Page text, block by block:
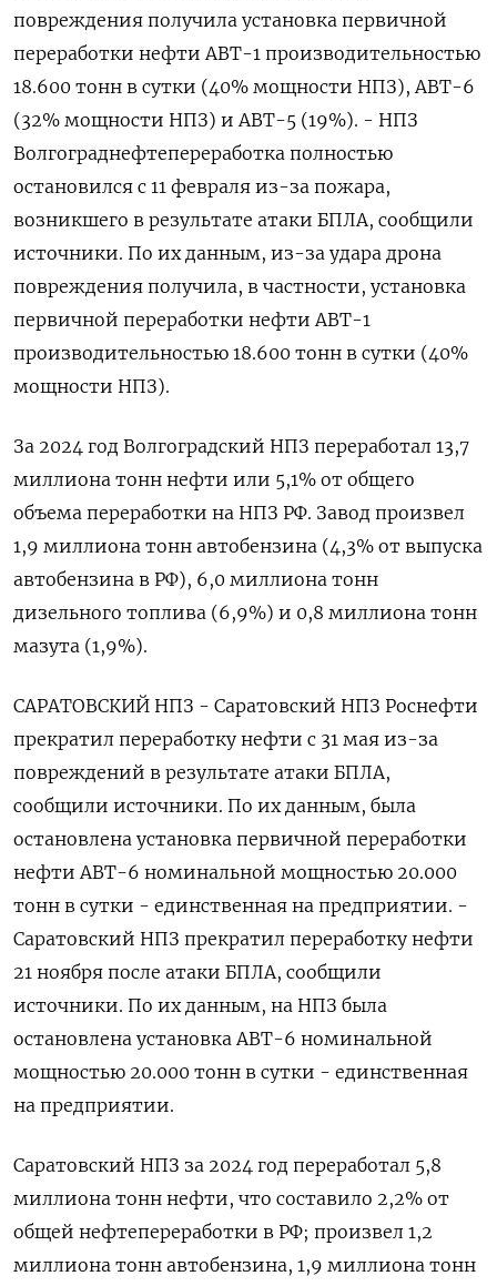
повреждения получила установка первичной
переработки нефти АВТ-1 производительностью
18.600 тонн в сутки (40% мощности НПЗ), АВТ-6
(32% мощности НПЗ) и АВТ-5 (19%). - НПЗ
Волгограднефтепереработка полностью
остановился с 11 февраля из-за пожара,
возникшего в результате атаки БПЛА, сообщили
источники. По их данным, из-за удара дрона
повреждения получила, в частности, установка
первичной переработки нефти АВТ-1
производительностью 18.600 тонн в сутки (40%
мощности НПЗ).
За 2024 год Волгоградский НПЗ переработал 13,7
миллиона тонн нефти или 5,1% от общего
объема переработки на НПЗ РФ. Завод произвел
1,9 миллиона тонн автобензина (4,3% от выпуска
автобензина в РФ), 6,0 миллиона тонн
дизельного топлива (6,9%) и 0,8 миллиона тонн
мазута (1,9%).
САРАТОВСКИЙ НПЗ - Саратовский НПЗ Роснефти
прекратил переработку нефти с 31 мая из-за
повреждений в результате атаки БПЛА,
сообщили источники. По их данным, была
остановлена установка первичной переработки
нефти АВТ-6 номинальной мощностью 20.000
тонн в сутки - единственная на предприятии. -
Саратовский НПЗ прекратил переработку нефти
21 ноября после атаки БПЛА, сообщили
источники. По их данным, на НПЗ была
остановлена установка АВТ-6 номинальной
мощностью 20.000 тонн в сутки - единственная
на предприятии.
Саратовский НПЗ за 2024 год переработал 5,8
миллиона тонн нефти, что составило 2,2% от
общей нефтепереработки в РФ; произвел 1,2
миллиона тонн автобензина, 1,9 миллиона тонн